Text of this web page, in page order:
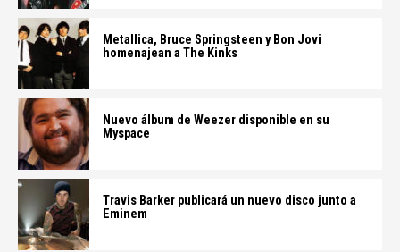
Metallica, Bruce Springsteen y Bon Jovi
homenajean a The Kinks
Nuevo álbum de Weezer disponible en su
Myspace
Travis Barker publicará un nuevo disco junto a
Eminem